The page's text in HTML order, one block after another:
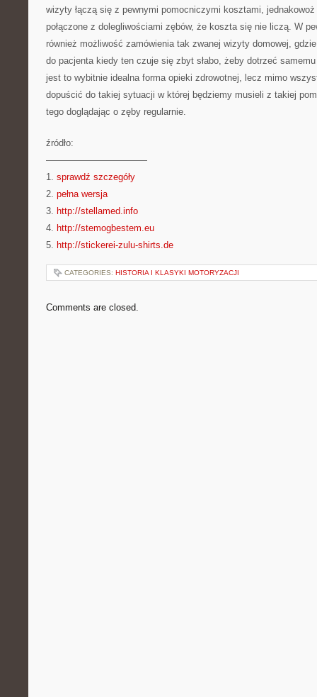
wizyty łączą się z pewnymi pomocniczymi kosztami,
połączone z dolegliwościami zębów, że koszta się nie liczą. W
również możliwość zamówienia tak zwanej wizyty domowej,
do pacjenta kiedy ten czuje się zbyt słabo, żeby dotrzeć
jest to wybitnie idealna forma opieki zdrowotnej, lecz mimo
dopuścić do takiej sytuacji w której będziemy musieli z takiej
tego doglądając o zęby regularnie.
źródło:
———————————
1. sprawdź szczegóły
2. pełna wersja
3. http://stellamed.info
4. http://stemogbestem.eu
5. http://stickerei-zulu-shirts.de
CATEGORIES: HISTORIA I KLASYKI MOTORYZACJI
Comments are closed.